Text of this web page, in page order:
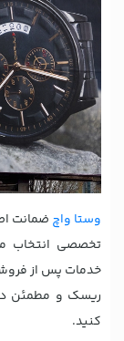
وستا واچ ضمانت
تخصصی انتخاب
خدمات پس از
ریسک و مطمئن
کنید.